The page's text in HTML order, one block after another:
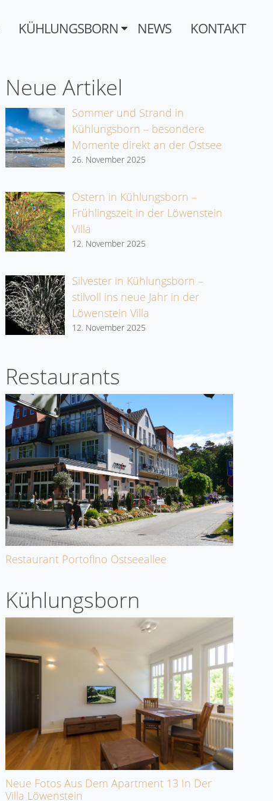
KÜHLUNGSBORN NEWS KONTAKT
Neue Artikel
Sommer und Strand in
Kühlungsborn – besondere
Momente direkt an der Ostsee
26. November 2025
Ostern in Kühlungsborn –
Frühlingszeit in der Löwenstein
Villa
12. November 2025
Silvester in Kühlungsborn –
stilvoll ins neue Jahr in der
Löwenstein Villa
12. November 2025
Restaurants
Restaurant Portofino Ostseeallee
Kühlungsborn
Neue Fotos Aus Dem Apartment 13 In Der
Villa Löwenstein